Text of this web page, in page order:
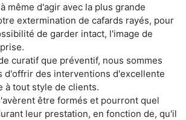
même d'agir avec la plus grande
extermination de cafards rayés, pour
de garder intact, l'image de
curatif que préventif, nous sommes
d'offrir des interventions d'excellente
à tout style de clients.
être formés et pourront quel
leur prestation, en fonction de, qu'il